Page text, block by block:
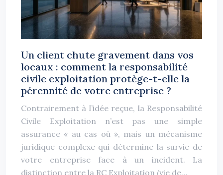
Un client chute gravement dans vos
locaux : comment la responsabilité
civile exploitation protège-t-elle la
pérennité de votre entreprise ?
Contrairement à l’idée reçue, la Responsabilité
Civile Exploitation n’est pas une simple
assurance « au cas où », mais un mécanisme
juridique complexe qui détermine la survie de
votre entreprise face à un incident. La
distinction entre la RC Exploitation (vie de…